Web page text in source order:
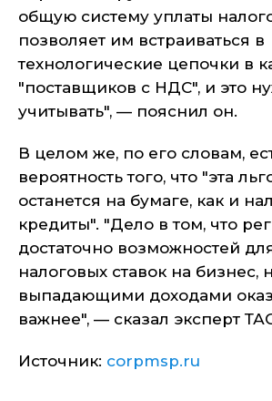
общую систему уплаты
позволяет им встраиваться в
технологические цепочки в
"поставщиков с НДС", и это
учитывать", — пояснил он.
В целом же, по его словам,
вероятность того, что "эта
останется на бумаге, как и
кредиты". "Дело в том, что
достаточно возможностей
налоговых ставок на бизнес,
выпадающими доходами
важнее", — сказал эксперт
Источник: corpmsp.ru